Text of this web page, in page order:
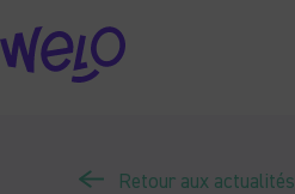
Skip
to
content
Retour aux actualités